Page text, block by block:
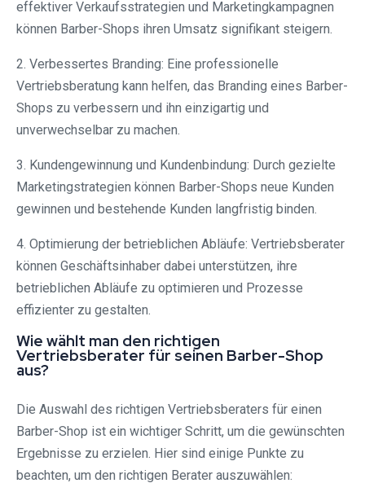
effektiver Verkaufsstrategien und Marketingkampagnen
können Barber-Shops ihren Umsatz signifikant steigern.
2. Verbessertes Branding: Eine professionelle
Vertriebsberatung kann helfen, das Branding eines Barber-
Shops zu verbessern und ihn einzigartig und
unverwechselbar zu machen.
3. Kundengewinnung und Kundenbindung: Durch gezielte
Marketingstrategien können Barber-Shops neue Kunden
gewinnen und bestehende Kunden langfristig binden.
4. Optimierung der betrieblichen Abläufe: Vertriebsberater
können Geschäftsinhaber dabei unterstützen, ihre
betrieblichen Abläufe zu optimieren und Prozesse
effizienter zu gestalten.
Wie wählt man den richtigen
Vertriebsberater für seinen Barber-Shop
aus?
Die Auswahl des richtigen Vertriebsberaters für einen
Barber-Shop ist ein wichtiger Schritt, um die gewünschten
Ergebnisse zu erzielen. Hier sind einige Punkte zu
beachten, um den richtigen Berater auszuwählen: